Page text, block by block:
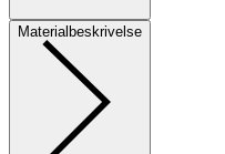
Materialbeskrivelse